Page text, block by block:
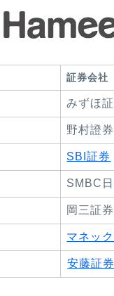
証券会社
みずほ
野村證券
SBI証券
SMBC
岡三証券
マネッ
安藤証券